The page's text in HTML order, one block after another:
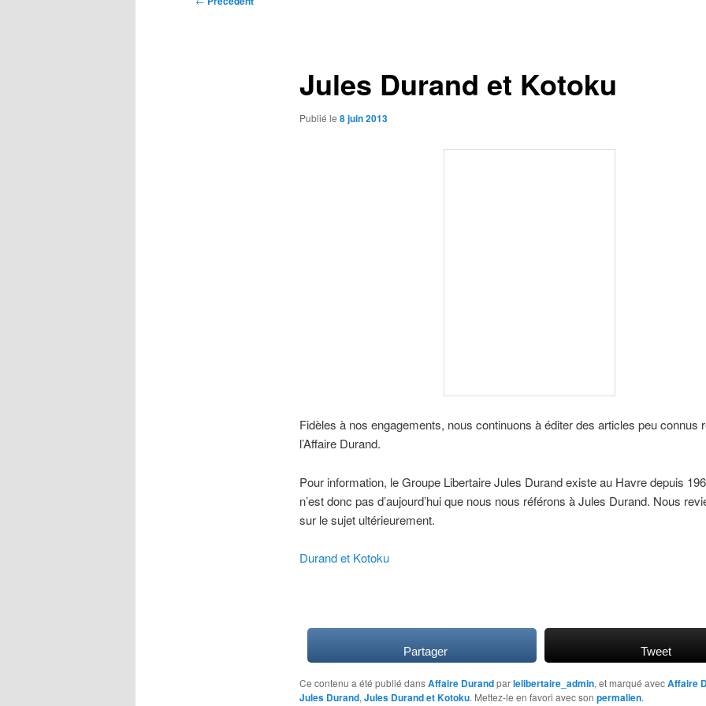
Jules Durand et Kotoku
Publié le 8 juin 2013
Fidèles à nos engagements, nous continuons à éditer des articles peu connus
l’Affaire Durand.
Pour information, le Groupe Libertaire Jules Durand existe au Havre depuis
n’est donc pas d’aujourd’hui que nous nous référons à Jules Durand. Nous
sur le sujet ultérieurement.
Durand et Kotoku
Partager Tweet
Ce contenu a été publié dansAffaire Durandparlelibertaire_admin, et marqué avecAffaire
Jules Durand, Jules Durand et Kotoku. Mettez-le en favori avec son permalien.